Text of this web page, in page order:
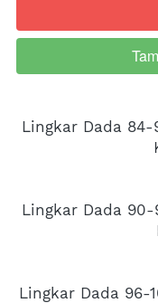
`
Lingkar Dada
Lingkar Dada
Lingkar Dada 96-